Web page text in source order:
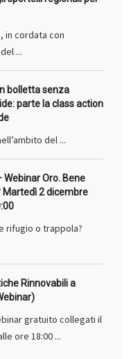
in cordata con
...
bolletta senza
parte la class action
del ...
Oro. Bene
2 dicembre
rifugio o trappola?
Rinnovabili a
gratuito collegati il
ore 18:00 ...